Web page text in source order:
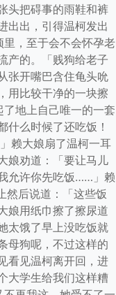
头把碍事的雨鞋和裤
出出，引得温柯发出
，至于会不会怀孕老
产的。「贱狗给老子
张开嘴巴含住龟头吮
用比较干净的一块擦
地上自己唯一的一套
么时候了还吃饭！
赖大娘扇了温柯一耳
娘劝道：「要让马儿
允许你先吃饭……」赖
后说道：「这些饭
娘用纸巾擦了擦尿道
太饿了早上没吃饭就
母狗呢，不过这样的
看见温柯离开回，进
大学生给我们这样糟